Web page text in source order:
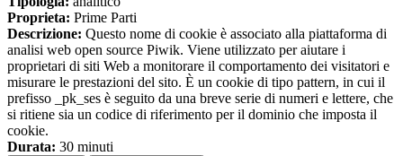
Proprieta: Prime Parti
Descrizione: Questo nome di cookie è associato alla piattaforma di
analisi web open source Piwik. Viene utilizzato per aiutare i
proprietari di siti Web a monitorare il comportamento dei visitatori e
misurare le prestazioni del sito. È un cookie di tipo pattern, in cui il
prefisso _pk_ses è seguito da una breve serie di numeri e lettere, che
si ritiene sia un codice di riferimento per il dominio che imposta il
cookie.
Durata: 30 minuti